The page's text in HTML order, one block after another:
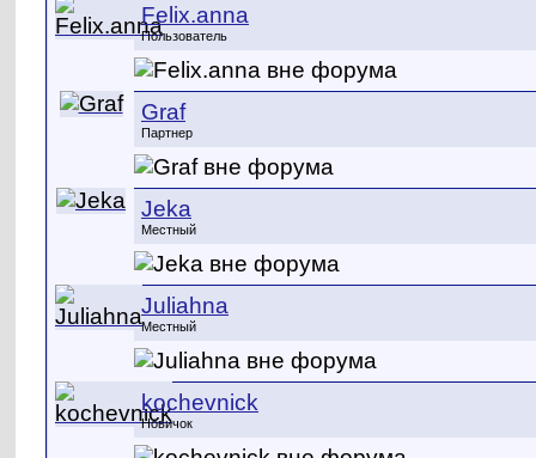
Felix.anna
Пользователь
Graf
Партнер
Jeka
Местный
Juliahna
Местный
kochevnick
Новичок